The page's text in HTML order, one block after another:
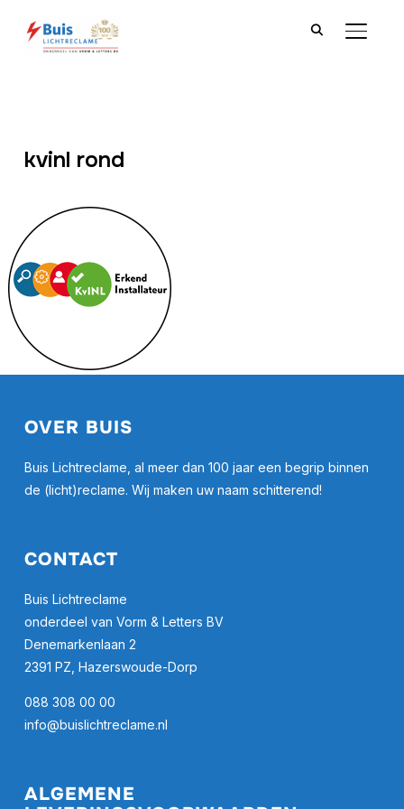
kvinl rond
OVER BUIS
Buis Lichtreclame, al meer dan 100 jaar een begrip binnen
de (licht)reclame. Wij maken uw naam schitterend!
CONTACT
Buis Lichtreclame
onderdeel van Vorm & Letters BV
Denemarkenlaan 2
2391 PZ, Hazerswoude-Dorp
088 308 00 00
info@buislichtreclame.nl
ALGEMENE